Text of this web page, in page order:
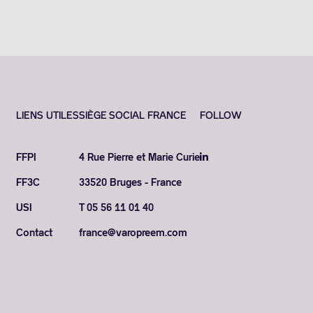
LIENS UTILES
FFPI
FF3C
USI
Contact
SIÈGE SOCIAL FRANCE
4 Rue Pierre et Marie Curie
33520 Bruges - France
T 05 56 11 01 40
france@varopreem.com
FOLLOW